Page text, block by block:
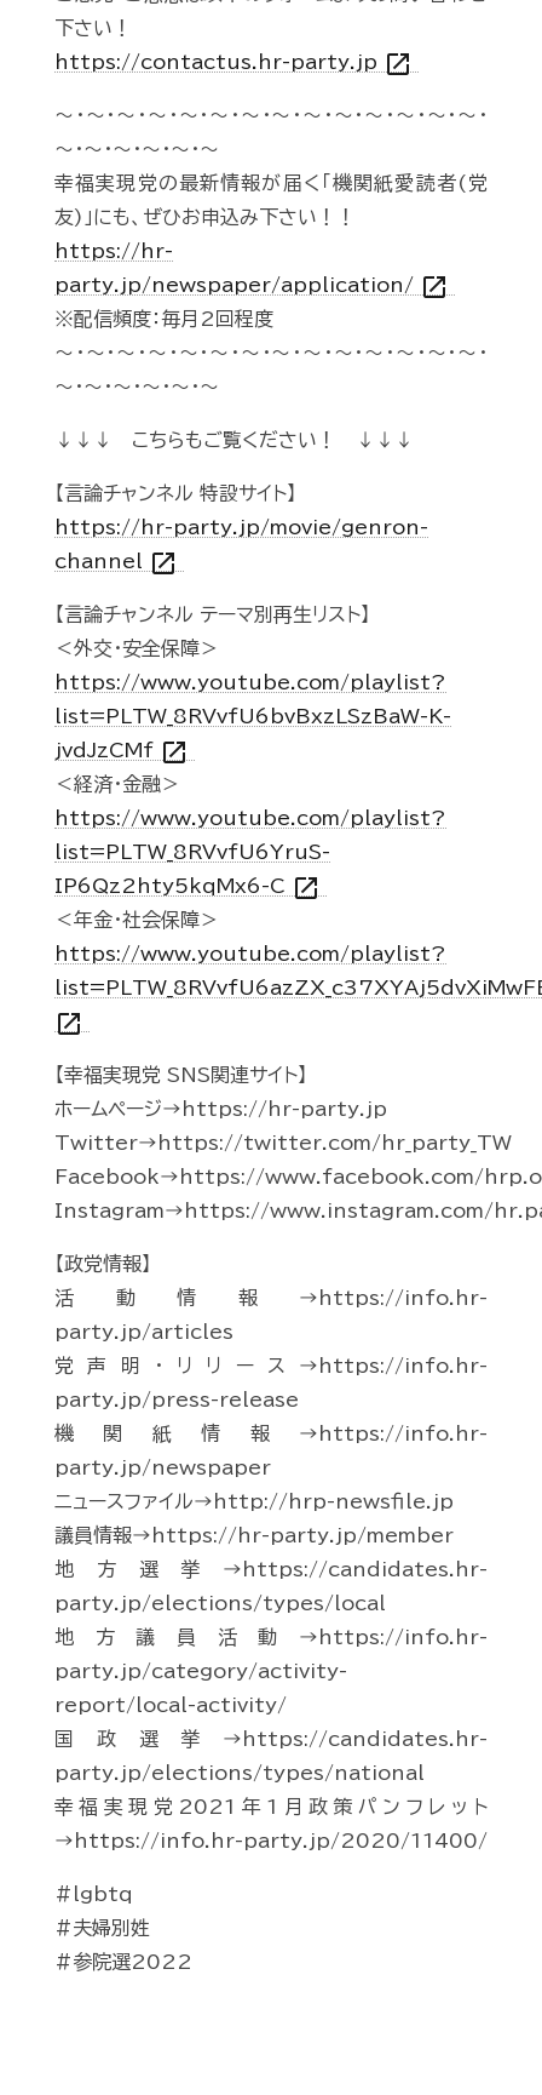
下さい！
https://contactus.hr-party.jp open_in_new
～・～・～・～・～・～・～・～・～・～・～・～・～・～・
～・～・～・～・～・～
幸福実現党の最新情報が届く「機関紙愛読者(党
友)」にも、ぜひお申込み下さい！！
https://hr-
party.jp/newspaper/application/ open_in_new
※配信頻度：毎月2回程度
～・～・～・～・～・～・～・～・～・～・～・～・～・～・
～・～・～・～・～・～
↓↓↓ こちらもご覧ください！ ↓↓↓
【言論チャンネル 特設サイト】
https://hr-party.jp/movie/genron-
channel open_in_new
【言論チャンネル テーマ別再生リスト】
＜外交・安全保障＞
https://www.youtube.com/playlist?
list=PLTW_8RVvfU6bvBxzLSzBaW-K-
jvdJzCMf open_in_new
＜経済・金融＞
https://www.youtube.com/playlist?
list=PLTW_8RVvfU6YruS-
IP6Qz2hty5kqMx6-C open_in_new
＜年金・社会保障＞
https://www.youtube.com/playlist?
open_in_new
【幸福実現党 SNS関連サイト】
ホームページ→https://hr-party.jp
Twitter→https://twitter.com/hr_party_TW
Facebook→https://www.facebook.com/
Instagram→https://www.instagram.com/
【政党情報】
活動情報→https://info.hr-
party.jp/articles
党声明・リリース→https://info.hr-
party.jp/press-release
機関紙情報→https://info.hr-
party.jp/newspaper
ニュースファイル→http://hrp-newsfile.jp
議員情報→https://hr-party.jp/member
地方選挙→https://candidates.hr-
party.jp/elections/types/local
地方議員活動→https://info.hr-
party.jp/category/activity-
report/local-activity/
国政選挙→https://candidates.hr-
party.jp/elections/types/national
幸福実現党2021年1月政策パンフレット
→https://info.hr-party.jp/2020/11400/
#lgbtq
#夫婦別姓
#参院選2022